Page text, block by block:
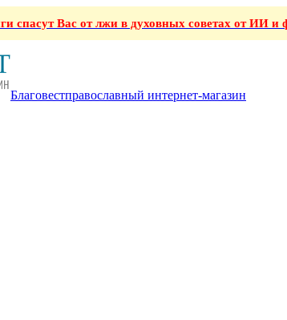
спасут Вас от лжи в духовных советах от ИИ и
Благовестправославный интернет-магазин